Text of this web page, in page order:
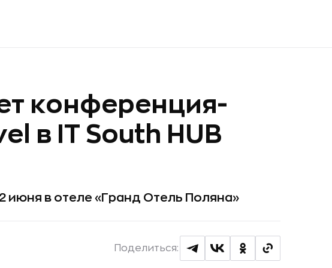
конференция-
в IT South HUB
июня в отеле «Гранд Отель Поляна»
Поделиться: